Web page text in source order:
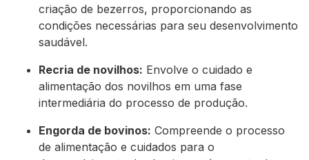
criação de bezerros, proporcionando as
condições necessárias para seu desenvolvimento
saudável.
Recria de novilhos: Envolve o cuidado e
alimentação dos novilhos em uma fase
intermediária do processo de produção.
Engorda de bovinos: Compreende o processo
de alimentação e cuidados para o